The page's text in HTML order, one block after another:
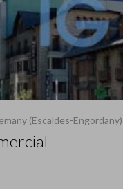
(Escaldes-Engordany)